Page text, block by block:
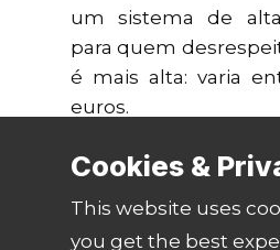
um sistema de
para quem
é mais alta: varia
euros.
Cookies &
This website uses
you get the best